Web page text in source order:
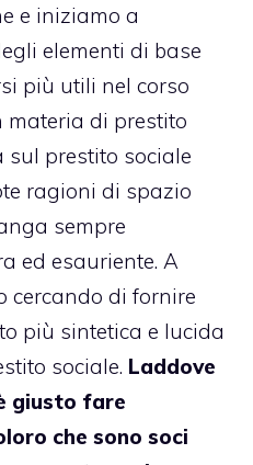
e iniziamo a
elementi di base
più utili nel corso
di prestito
sul prestito sociale
ragioni di spazio
sempre
ed esauriente. A
cercando di fornire
più sintetica e lucida
sociale. Laddove
giusto fare
che sono soci